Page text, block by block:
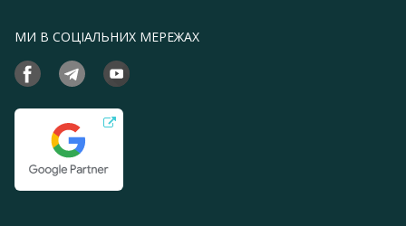
МИ В СОЦІАЛЬНИХ МЕРЕЖАХ